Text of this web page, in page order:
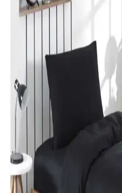
Nevresim Takımı Modern ve
Karaca Home’un Lavin nevresim
Adaçayı rengi ve modern
rahatlık katıyor. Uzun ömürlü ve
Özdilek Colormix ve
Takımları Karşılaştırması
Bu karşılaştırmada Özdilek
takımlarının kumaş özellikleri,
inceleniyor.
Taç Lisanslı Kuromi
Nevresim Takımı Detayları
%100 pamuklu Kuromi nevresim
tasarımıyla rahatlık ve şıklığı bir
ve pratik kullanım özellikleriyle